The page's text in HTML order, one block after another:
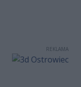
REKLAMA